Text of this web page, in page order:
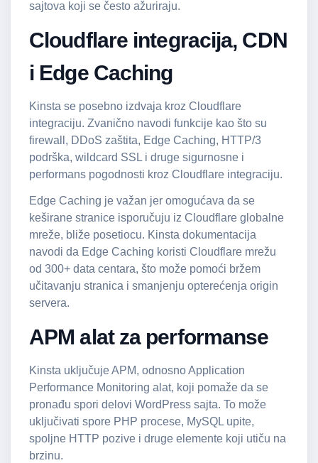
sajtova koji se često ažuriraju.
Cloudflare integracija, CDN
i Edge Caching
Kinsta se posebno izdvaja kroz Cloudflare
integraciju. Zvanično navodi funkcije kao što su
firewall, DDoS zaštita, Edge Caching, HTTP/3
podrška, wildcard SSL i druge sigurnosne i
performans pogodnosti kroz Cloudflare integraciju.
Edge Caching je važan jer omogućava da se
keširane stranice isporučuju iz Cloudflare globalne
mreže, bliže posetiocu. Kinsta dokumentacija
navodi da Edge Caching koristi Cloudflare mrežu
od 300+ data centara, što može pomoći bržem
učitavanju stranica i smanjenju opterećenja origin
servera.
APM alat za performanse
Kinsta uključuje APM, odnosno Application
Performance Monitoring alat, koji pomaže da se
pronađu spori delovi WordPress sajta. To može
uključivati spore PHP procese, MySQL upite,
spoljne HTTP pozive i druge elemente koji utiču na
brzinu.